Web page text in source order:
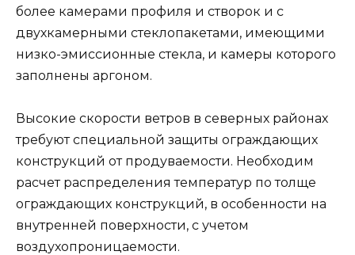
более камерами профиля и створок и с
двухкамерными стеклопакетами, имеющими
низко-эмиссионные стекла, и камеры которого
заполнены аргоном.
Высокие скорости ветров в северных районах
требуют специальной защиты ограждающих
конструкций от продуваемости. Необходим
расчет распределения температур по толще
ограждающих конструкций, в особенности на
внутренней поверхности, с учетом
воздухопроницаемости.